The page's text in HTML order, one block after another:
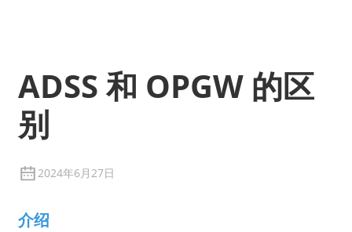
ADSS 和 OPGW 的区
别
2024年6月27日
介绍